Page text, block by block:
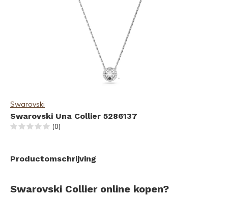
Swarovski
Swarovski Una Collier 5286137
(0)
Productomschrijving
Swarovski Collier online kopen?